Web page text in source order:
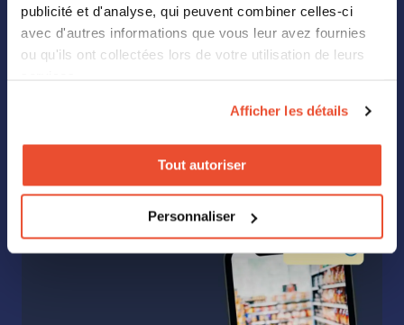
publicité et d'analyse, qui peuvent combiner celles-ci
avec d'autres informations que vous leur avez fournies
ou qu'ils ont collectées lors de votre utilisation de leurs
Afficher les détails
Tout autoriser
Personnaliser